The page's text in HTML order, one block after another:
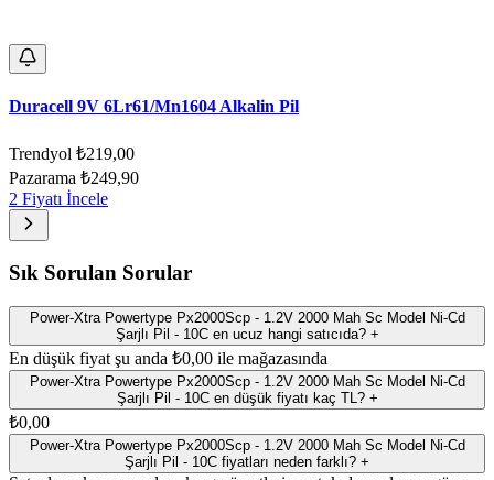
Duracell 9V 6Lr61/Mn1604 Alkalin Pil
Trendyol ₺219,00
Pazarama ₺249,90
2 Fiyatı İncele
Sık Sorulan Sorular
Power-Xtra Powertype Px2000Scp - 1.2V 2000 Mah Sc Model Ni-Cd
Şarjlı Pil - 10C en ucuz hangi satıcıda? +
En düşük fiyat şu anda ₺0,00 ile mağazasında
Power-Xtra Powertype Px2000Scp - 1.2V 2000 Mah Sc Model Ni-Cd
Şarjlı Pil - 10C en düşük fiyatı kaç TL? +
₺0,00
Power-Xtra Powertype Px2000Scp - 1.2V 2000 Mah Sc Model Ni-Cd
Şarjlı Pil - 10C fiyatları neden farklı? +